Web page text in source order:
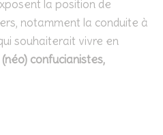
la position de
notamment la conduite à
souhaiterait vivre en
confucianistes,